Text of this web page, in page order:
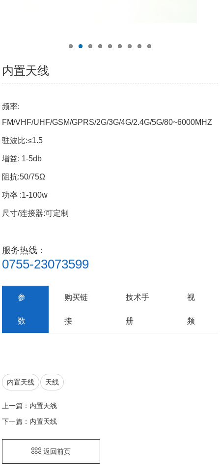
内置天线
频率:
FM/VHF/UHF/GSM/GPRS/2G/3G/4G/2.4G/5G/80~6000MHZ
驻波比:≤1.5
增益: 1-5db
阻抗:50/75Ω
功率 :1-100w
尺寸/连接器:可定制
服务热线：
0755-23073599
参
数
购买链
接
技术手
册
视
频
内置天线 天线
上一篇： 内置天线
下一篇： 内置天线
返回前页